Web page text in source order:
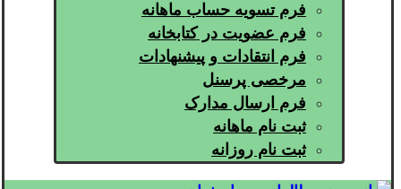
فرم تسویه حساب ماهانه
فرم عضویت در کتابخانه
فرم انتقادات و پیشنهادات
مرخصی پرسنل
فرم ارسال مدارک
ثبت نام ماهانه
ثبت نام روزانه